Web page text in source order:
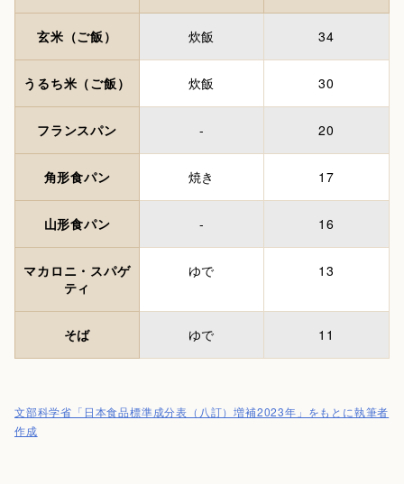
玄米（ご飯） 炊飯 34
うるち米（ご飯） 炊飯 30
フランスパン - 20
角形食パン 焼き 17
山形食パン - 16
マカロニ・スパゲ
ティ
ゆで 13
そば ゆで 11
文部科学省「日本食品標準成分表（八訂）増補2023年」をもとに執筆者
作成